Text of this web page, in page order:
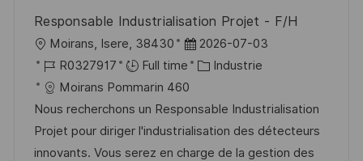
i
o
i
h
g
e
e
d
u
p
o
s
e
Responsable Industrialisation Projet - F/H
o
c
a
l
i
Moirans, Isere, 38430
D
a
t
e
d
’
2026-07-03
R
é
f
é
r
R0327917 Full time
C
t
é
g
Industrie
Moirans Pommarin 460
Nous recherchons un Responsable Industrialisation
Projet pour diriger l'industrialisation des détecteurs
innovants. Vous serez en charge de la gestion des